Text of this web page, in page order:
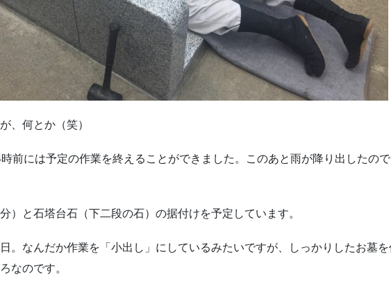
、何とか（笑）
時前には予定の作業を終えることができました。このあと雨が降り出したの
）と石塔台石（下二段の石）の据付けを予定しています。
。なんだか作業を「小出し」にしているみたいですが、しっかりしたお墓
なのです。